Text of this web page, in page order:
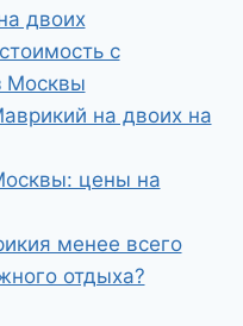
двоих
с
Москвы
на двоих на
цены на
менее всего
отдыха?